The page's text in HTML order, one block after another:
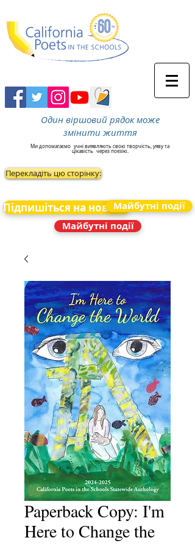
Один віршовий рядок може
змінити життя
Ми допомагаємо учні виявляють свою творчість, уяву та
цікавість через поезію.
Перекладіть цю сторінку:
Підпишіться на новиниМайбутні події
Майбутні події
Paperback Copy: I'm
Here to Change the